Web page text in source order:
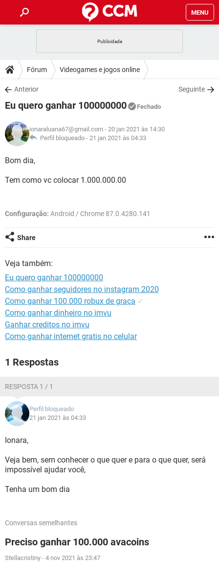
MENU
CELULAR FACEBOOK
OUTLOOK
INSTAGRAM GMAIL
GUIA DE COMPRAS
DICAS
JOGOS WHATSAPP
INSTAGRAM GMAIL
GUIA DE COMPRAS
DOWNLOADS
JOGOS WHATSAPP
CELULAR
OUTLOOK EXCEL
INSTAGRAM
FÓRUM
JOGOS WHATSAPP
CELULAR
OUTLOOK
INSTAGRAM GMAIL
GLOSSÁRIO
JOGOS
Fórum Videogames e jogos online
Anterior Seguinte
Eu quero ganhar 100000000 Fechado
ionaraluana67@gmail.com - 20 jan 2021 às 14:30
Perfil bloqueado - 21 jan 2021 às 04:33
Bom dia,
Tem como vc colocar 1.000.000.00
Configuração: Android / Chrome 87.0.4280.141
Share
Veja também:
Eu quero ganhar 100000000
Como ganhar seguidores no instagram 2020
Como ganhar 100.000 robux de graça ✓
Como ganhar dinheiro no imvu
Ganhar creditos no imvu
Como ganhar internet gratis no celular
1 Respostas
RESPOSTA 1 / 1
Perfil bloqueado
21 jan 2021 às 04:33
Ionara,
Veja bem, sem conhecer o que quer e para o que quer, será
impossível ajudar você,
Tenha um bom dia
Conversas semelhantes
Preciso ganhar 100.000 avacoins
Stellacristiny - 4 nov 2021 às 23:47